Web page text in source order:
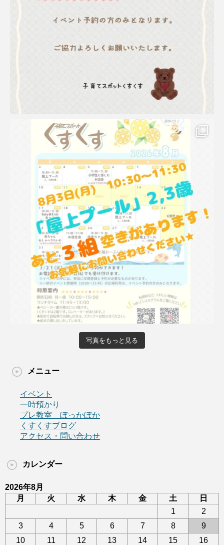
写真をもっと見る
メニュー
イベント
一時預かり
プレ教室 ぽっかぽか
くすくすブログ
アクセス・問い合わせ
カレンダー
2026年8月
月
火 水 木 金 土
日
1
2
3
4 5 6 7 8
9
10
11 12 13 14 15
16